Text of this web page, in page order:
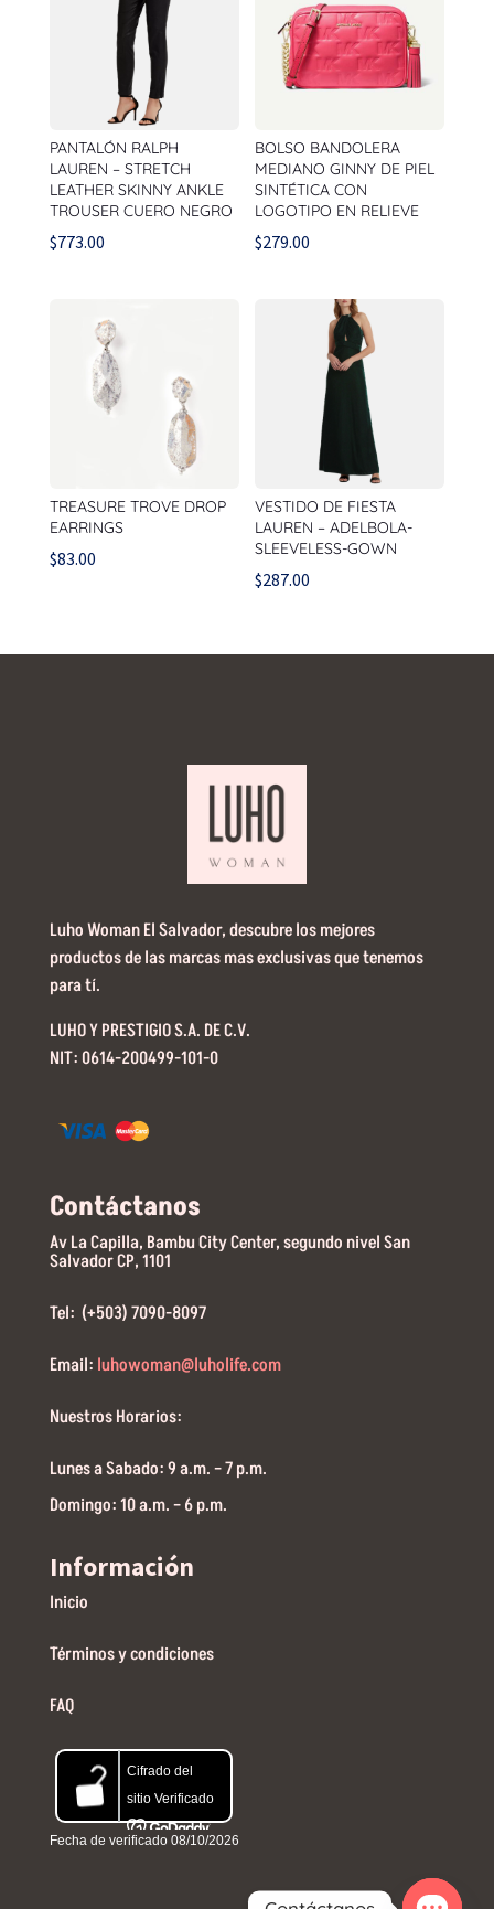
PANTALÓN RALPH
LAUREN – STRETCH
LEATHER SKINNY ANKLE
TROUSER CUERO NEGRO
$773.00
BOLSO BANDOLERA
MEDIANO GINNY DE PIEL
SINTÉTICA CON
LOGOTIPO EN RELIEVE
$279.00
TREASURE TROVE DROP
EARRINGS
$83.00
VESTIDO DE FIESTA
LAUREN – ADELBOLA-
SLEEVELESS-GOWN
$287.00
Luho Woman El Salvador, descubre los mejores
productos de las marcas mas exclusivas que tenemos
para tí.
LUHO Y PRESTIGIO S.A. DE C.V.
NIT: 0614-200499-101-0
Contáctanos
Av La Capilla, Bambu City Center, segundo nivel San
Salvador CP, 1101
Tel: (+503) 7090-8097
Email: luhowoman@luholife.com
Nuestros Horarios:
Lunes a Sabado: 9 a.m. – 7 p.m.
Domingo: 10 a.m. – 6 p.m.
Información
Inicio
Términos y condiciones
FAQ